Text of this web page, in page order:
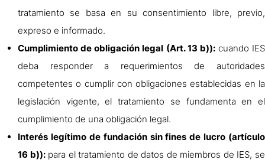
tratamiento se basa en su consentimiento libre, previo,
expreso e informado.
Cumplimiento de obligación legal (Art. 13 b)):cuando IES
deba responder a requerimientos de autoridades
competentes o cumplir con obligaciones establecidas en la
legislación vigente, el tratamiento se fundamenta en el
cumplimiento de una obligación legal.
Interés legítimo de fundación sin fines de lucro (artículo
16 b)):para el tratamiento de datos de miembros de IES, se